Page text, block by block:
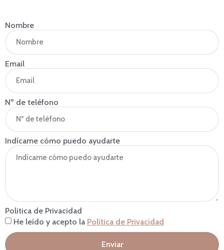
Nombre
Email
Nº de teléfono
Indícame cómo puedo ayudarte
Politica de Privacidad
He leído y acepto la Política de Privacidad
Enviar